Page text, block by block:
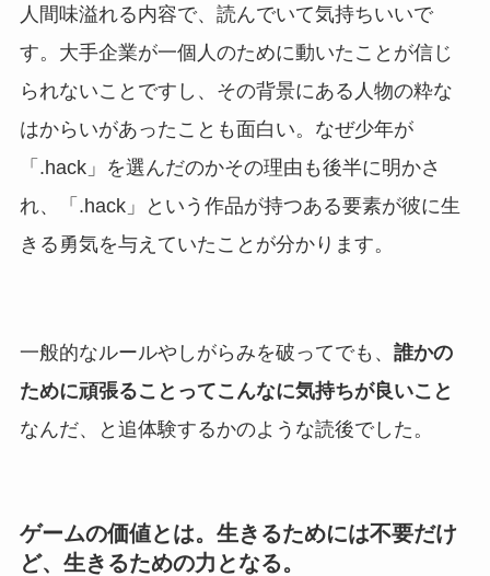
人間味溢れる内容で、読んでいて気持ちいいで
す。大手企業が一個人のために動いたことが信じ
られないことですし、その背景にある人物の粋な
はからいがあったことも面白い。なぜ少年が
「.hack」を選んだのかその理由も後半に明かさ
れ、「.hack」という作品が持つある要素が彼に生
きる勇気を与えていたことが分かります。
一般的なルールやしがらみを破ってでも、 誰かの
ために頑張ることってこんなに気持ちが良いこと
なんだ、と追体験するかのような読後でした。
ゲームの価値とは。生きるためには不要だけ
ど、生きるための力となる。